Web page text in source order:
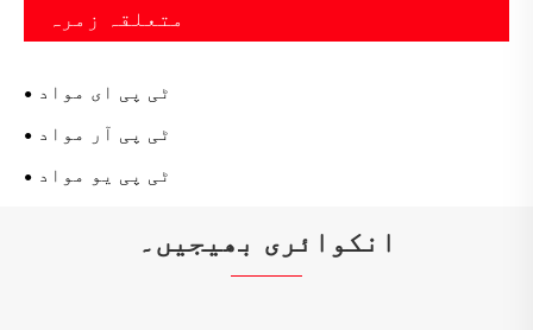
متعلقہ زمرہ
ٹی پی ای مواد
ٹی پی آر مواد
ٹی پی یو مواد
انکوائری بھیجیں۔